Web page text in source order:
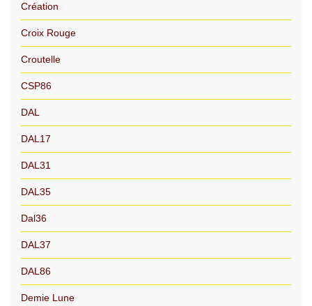
Création
Croix Rouge
Croutelle
CSP86
DAL
DAL17
DAL31
DAL35
Dal36
DAL37
DAL86
Demie Lune